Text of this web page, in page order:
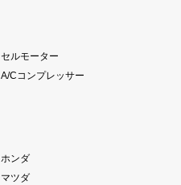
セルモーター
A/Cコンプレッサー
ホンダ
マツダ